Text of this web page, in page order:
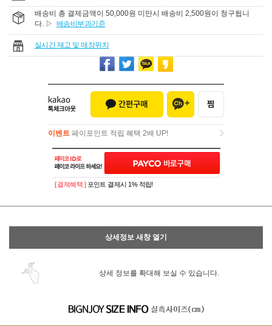
배송비 총 결제금액이 50,000원 미만시 배송비 2,500원이 청구됩니
다. ▷ 배송비부과기준
실시간 재고 및 매장위치
이벤트 페이포인트 적립 혜택 2배 UP!
이벤트페이포인트 적립 혜택 2배 UP!
[ 결제혜택 ] 포인트 결제시 1% 적립!
상세정보 새창 열기
상세 정보를 확대해 보실 수 있습니다.